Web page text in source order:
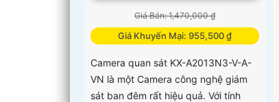
Giá Bán: 1,470,000 ₫
Giá Khuyến Mại: 955,500 ₫
Camera quan sát KX-A2013N3-V-A-
VN là một Camera công nghệ giám
sát ban đêm rất hiệu quả. Với tính